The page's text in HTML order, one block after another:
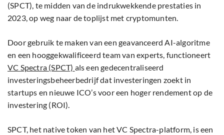
(SPCT), te midden van de indrukwekkende prestaties in
2023, op weg naar de toplijst met cryptomunten.
Door gebruik te maken van een geavanceerd AI-algoritme
en een hooggekwalificeerd team van experts, functioneert
VC Spectra (SPCT) als een gedecentraliseerd
investeringsbeheerbedrijf dat investeringen zoekt in
startups en nieuwe ICO’s voor een hoger rendement op de
investering (ROI).
SPCT, het native token van het VC Spectra-platform, is een